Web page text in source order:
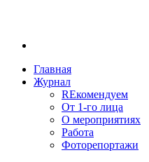
Главная
Журнал
REкомендуем
От 1-го лица
О мероприятиях
Работа
Фоторепортажи